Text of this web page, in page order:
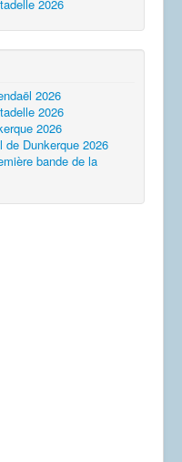
2026
2026
2026
2026
de Dunkerque 2026
bande de la